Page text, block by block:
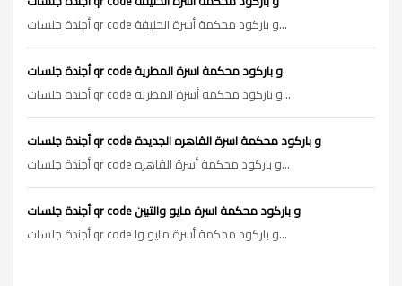
أجندة جلسات qr code و باركود محكمة أسرة الخليفة...
أجندة جلسات qr code و باركود محكمة اسرة المطرية
أجندة جلسات qr code و باركود محكمة أسرة المطرية...
أجندة جلسات qr code و باركود محكمة اسرة القاهره الجديدة
أجندة جلسات qr code و باركود محكمة أسرة القاهره...
أجندة جلسات qr code و باركود محكمة اسرة مايو والتبين
أجندة جلسات qr code و باركود محكمة أسرة مايو وا...